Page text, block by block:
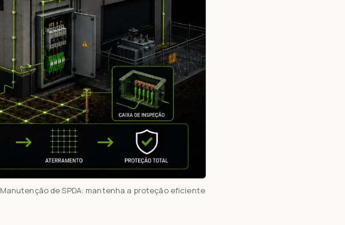
Manutenção de SPDA: mantenha a proteção eficiente